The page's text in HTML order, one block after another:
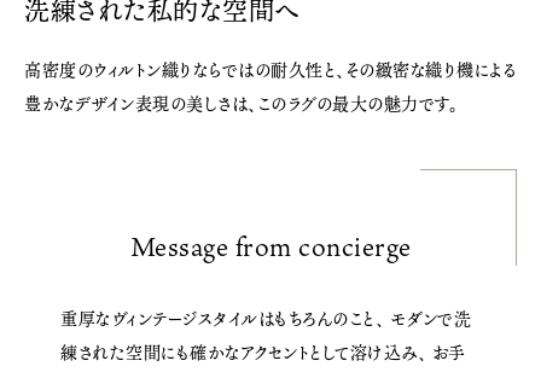
洗練された私的な空間へ
高密度のウィルトン織りならではの耐久性と、その緻密な織り機による
豊かなデザイン表現の美しさは、このラグの最大の魅力です。
Message from concierge
重厚なヴィンテージスタイルはもちろんのこと、 モダンで洗
練された空間にも確かなアクセントとして溶け込み、 お手